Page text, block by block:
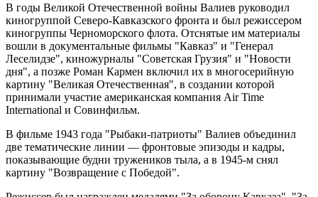
В годы Великой Отечественной войны Валиев руководил
киногруппой Северо-Кавказского фронта и был режиссером
киногруппы Черноморского флота. Отснятые им материалы
вошли в документальные фильмы "Кавказ" и "Генерал
Леселидзе", киножурналы "Советская Грузия" и "Новости
дня", а позже Роман Кармен включил их в многосерийную
картину "Великая Отечественная", в создании которой
принимали участие американская компания Air Time
International и Совинфильм.
В фильме 1943 года "Рыбаки-патриоты" Валиев объединил
две тематические линии — фронтовые эпизоды и кадры,
показывающие будни тружеников тыла, а в 1945-м снял
картину "Возвращение с Победой".